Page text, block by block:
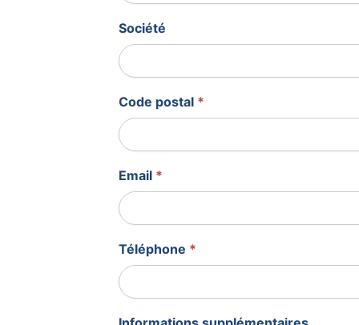
Société
Code postal *
Email *
Téléphone *